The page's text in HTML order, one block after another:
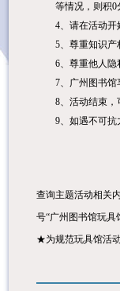
等情况，则积0
4、请在活动
5、尊重知识
6、尊重他人
7、广州图书
8、活动结束
9、如遇不可
查询主题活动相关
号“广州图书馆玩具
★为规范玩具馆活